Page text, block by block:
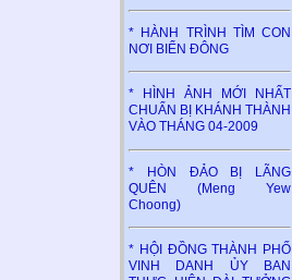
* HÀNH TRÌNH TÌM CON
NƠI BIỂN ĐÔNG
* HÌNH ẢNH MỚI NHẤT
CHUẨN BỊ KHÁNH THÀNH
VÀO THÁNG 04-2009
* HÒN ĐẢO BỊ LÃNG
QUÊN (Meng Yew
Choong)
* HỘI ĐỒNG THÀNH PHỐ
VINH DANH ỦY BAN